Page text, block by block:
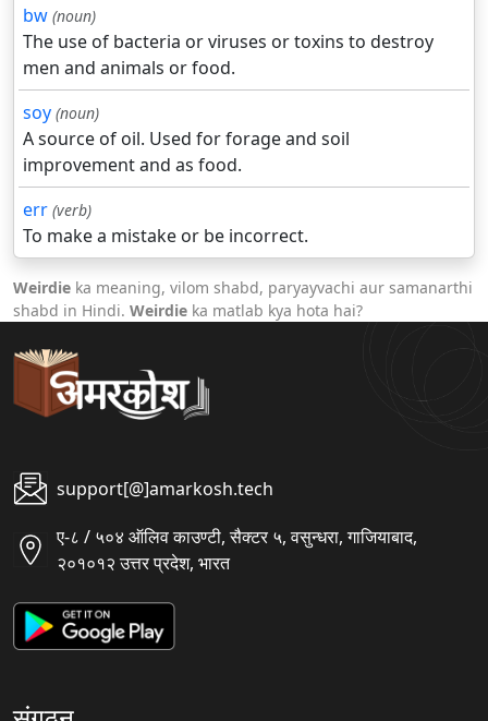
bw (noun)
The use of bacteria or viruses or toxins to destroy
men and animals or food.
soy (noun)
A source of oil. Used for forage and soil
improvement and as food.
err (verb)
To make a mistake or be incorrect.
Weirdie ka meaning, vilom shabd, paryayvachi aur samanarthi
shabd in Hindi. Weirdie ka matlab kya hota hai?
support[@]amarkosh.tech
ए-८ / ५०४ ऑलिव काउण्टी, सैक्टर ५, वसुन्धरा, गाजियाबाद,
२०१०१२ उत्तर प्रदेश, भारत